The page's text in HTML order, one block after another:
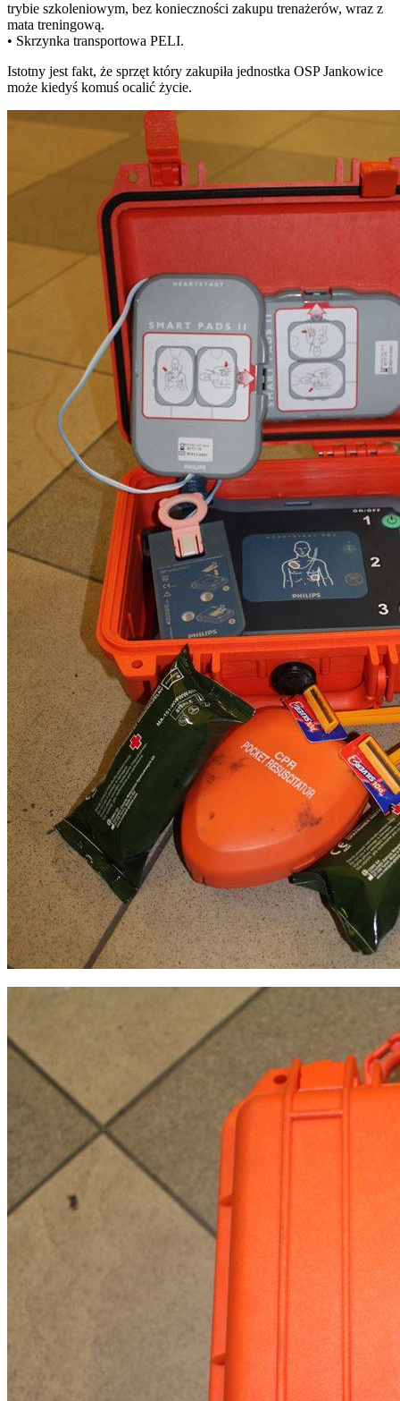
trybie szkoleniowym, bez konieczności zakupu trenażerów, wraz z
mata treningową.
• Skrzynka transportowa PELI.
Istotny jest fakt, że sprzęt który zakupiła jednostka OSP Jankowice
może kiedyś komuś ocalić życie.